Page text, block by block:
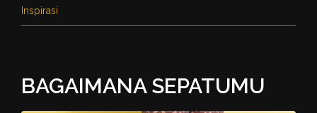
Inspirasi
BAGAIMANA SEPATUMU